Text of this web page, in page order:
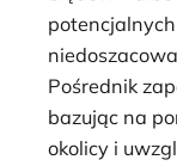
Pośrednik
bazując na
okolicy i